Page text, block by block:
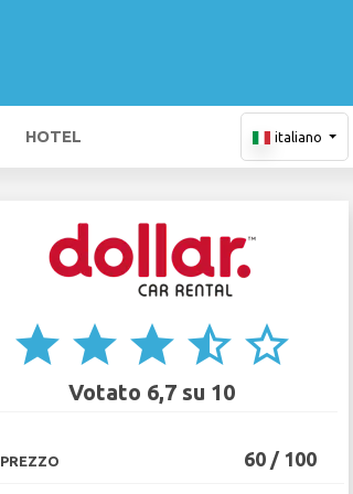
HOTEL italiano
star star star star_half star_border
Votato 6,7 su 10
PREZZO 60 / 100